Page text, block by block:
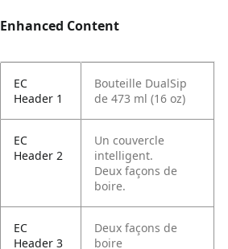
Enhanced Content
EC
Header 1
Bouteille DualSip
de 473 ml (16 oz)
EC
Header 2
Un couvercle
intelligent.
Deux façons de
boire.
EC
Header 3
Deux façons de
boire